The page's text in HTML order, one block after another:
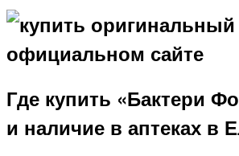
Где купить «Бактери
и наличие в аптеках в